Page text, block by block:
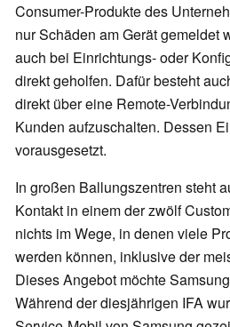
Consumer-Produkte des
nur Schäden am Gerät gemeldet
auch bei Einrichtungs- oder
direkt geholfen. Dafür besteht
direkt über eine Remote-
Kunden aufzuschalten. Dessen
vorausgesetzt.
In großen Ballungszentren steht
Kontakt in einem der zwölf
nichts im Wege, in denen viele
werden können, inklusive der
Dieses Angebot möchte
Während der diesjährigen IFA